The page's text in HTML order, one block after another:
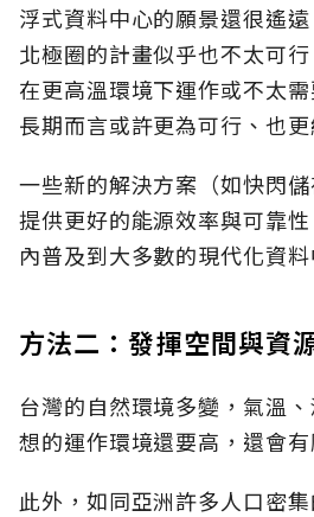
浮式資料中心的願景還很遙
北極圈的計畫似乎也不太可
在更高溫環境下運作或不太
長期而言或許更為可行、也更
一些新的解決方案（如快閃
提供更好的能源效率與可靠
內普及到大多數的現代化資料
方法二：發揮空間與資
台灣的自然環境多變，氣溫
想的運作環境還要高，還會
此外，如同亞洲許多人口密